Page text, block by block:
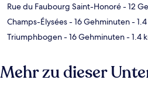
Rue du Faubourg Saint-Honoré- 12
Champs-Élysées- 16 Gehminuten-
Triumphbogen- 16 Gehminuten- 1.4
Mehr zu dieser